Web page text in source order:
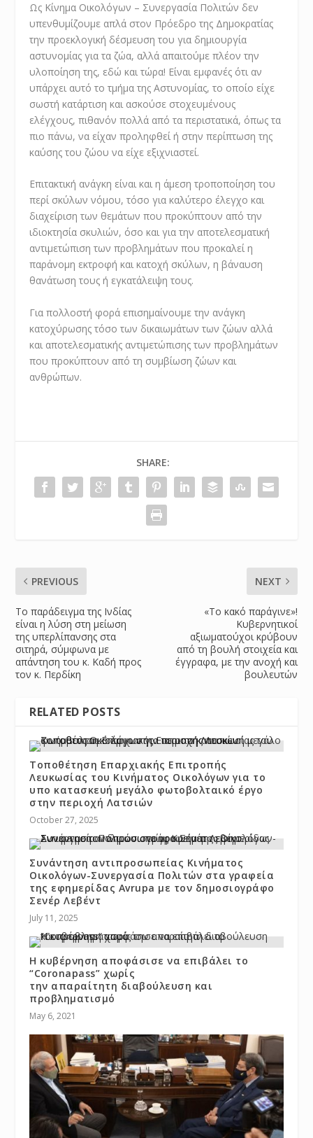
Ως Κίνημα Οικολόγων – Συνεργασία Πολιτών δεν
υπενθυμίζουμε απλά στον Πρόεδρο της Δημοκρατίας
την προεκλογική δέσμευση του για δημιουργία
αστυνομίας για τα ζώα, αλλά απαιτούμε πλέον την
υλοποίηση της, εδώ και τώρα! Είναι εμφανές ότι αν
υπάρχει αυτό το τμήμα της Αστυνομίας, το οποίο είχε
σωστή κατάρτιση και ασκούσε στοχευμένους
ελέγχους, πιθανόν πολλά από τα περιστατικά, όπως τα
πιο πάνω, να είχαν προληφθεί ή στην περίπτωση της
καύσης του ζώου να είχε εξιχνιαστεί.
Επιτακτική ανάγκη είναι και η άμεση τροποποίηση του
περί σκύλων νόμου, τόσο για καλύτερο έλεγχο και
διαχείριση των θεμάτων που προκύπτουν από την
ιδιοκτησία σκυλιών, όσο και για την αποτελεσματική
αντιμετώπιση των προβλημάτων που προκαλεί η
παράνομη εκτροφή και κατοχή σκύλων, η βάναυση
θανάτωση τους ή εγκατάλειψη τους.
Για πολλοστή φορά επισημαίνουμε την ανάγκη
κατοχύρωσης τόσο των δικαιωμάτων των ζώων αλλά
και αποτελεσματικής αντιμετώπισης των προβλημάτων
που προκύπτουν από τη συμβίωση ζώων και
ανθρώπων.
SHARE:
PREVIOUS
Το παράδειγμα της Ινδίας
είναι η λύση στη μείωση
της υπερλίπανσης στα
σιτηρά, σύμφωνα με
απάντηση του κ. Καδή προς
τον κ. Περδίκη
NEXT
«Το κακό παράγινε»!
Κυβερνητικοί
αξιωματούχοι κρύβουν
από τη βουλή στοιχεία και
έγγραφα, με την ανοχή και
βουλευτών
RELATED POSTS
Τοποθέτηση Επαρχιακής Επιτροπής
Λευκωσίας του Κινήματος Οικολόγων για το
υπο κατασκευή μεγάλο φωτοβολταικό έργο
στην περιοχή Λατσιών
October 27, 2025
Συνάντηση αντιπροσωπείας Κινήματος
Οικολόγων-Συνεργασία Πολιτών στα γραφεία
της εφημερίδας Avrupa με τον δημοσιογράφο
Σενέρ Λεβέντ
July 11, 2025
Η κυβέρνηση αποφάσισε να επιβάλει το
“Coronapass” χωρίς
την απαραίτητη διαβούλευση και
προβληματισμό
May 6, 2021